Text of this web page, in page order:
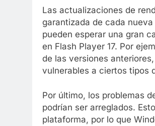
Las actualizaciones de
garantizada de cada
pueden esperar una gran
en Flash Player 17. Por
de las versiones
vulnerables a ciertos tipos
Por último, los problemas
podrían ser arreglados.
plataforma, por lo que